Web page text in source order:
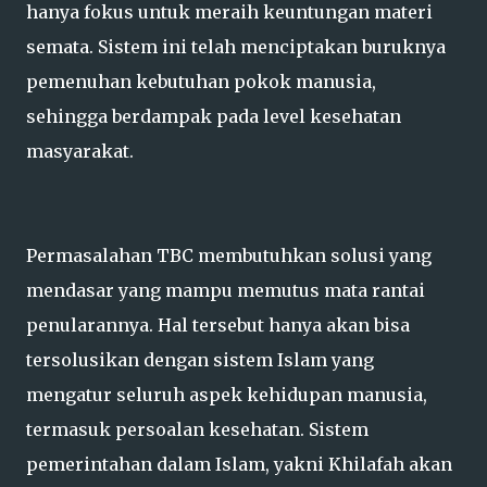
hanya fokus untuk meraih keuntungan materi
semata. Sistem ini telah menciptakan buruknya
pemenuhan kebutuhan pokok manusia,
sehingga berdampak pada level kesehatan
masyarakat.
Permasalahan TBC membutuhkan solusi yang
mendasar yang mampu memutus mata rantai
penularannya. Hal tersebut hanya akan bisa
tersolusikan dengan sistem Islam yang
mengatur seluruh aspek kehidupan manusia,
termasuk persoalan kesehatan. Sistem
pemerintahan dalam Islam, yakni Khilafah akan